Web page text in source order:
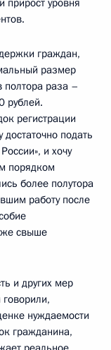
прирост уровня
граждан,
размер
полтора раза –
рублей.
регистрации
подать
и хочу
порядком
более полутора
работу после
свыше
и других мер
нуждаемости
гражданина,